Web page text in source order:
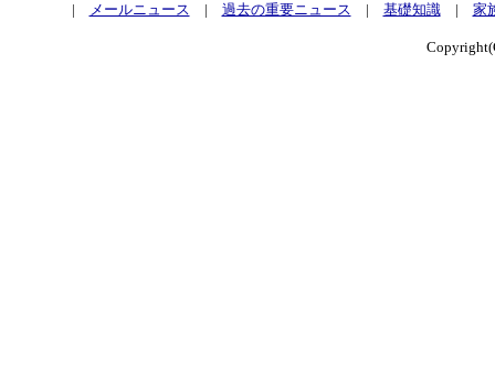
|
メールニュース | 過去の重要ニュース | 基礎知識| 家